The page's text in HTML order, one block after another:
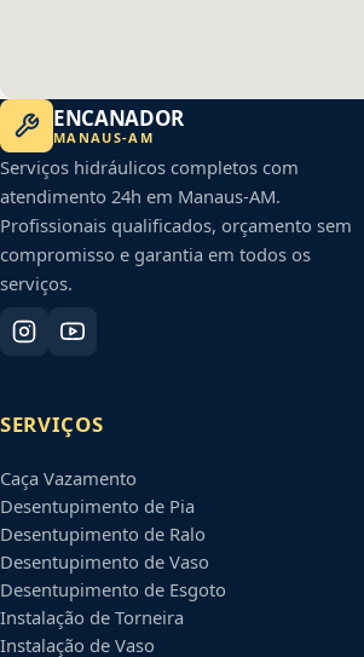
ENCANADOR
MANAUS-AM
Serviços hidráulicos completos com
atendimento 24h em Manaus-AM.
Profissionais qualificados, orçamento sem
compromisso e garantia em todos os
serviços.
SERVIÇOS
Caça Vazamento
Desentupimento de Pia
Desentupimento de Ralo
Desentupimento de Vaso
Desentupimento de Esgoto
Instalação de Torneira
Instalação de Vaso